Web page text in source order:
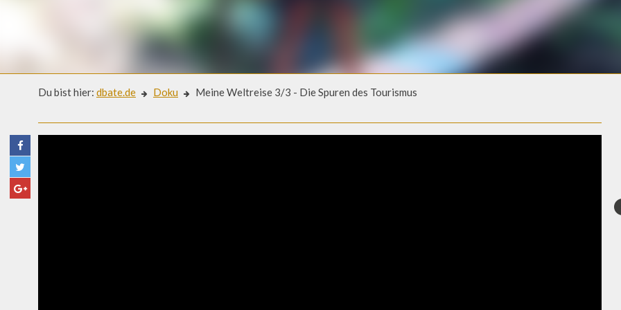
Du bist hier: dbate.de Doku Meine Weltreise 3/3 - Die Spuren des Tourismus